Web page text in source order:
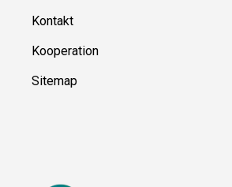
Kontakt
Kooperation
Sitemap